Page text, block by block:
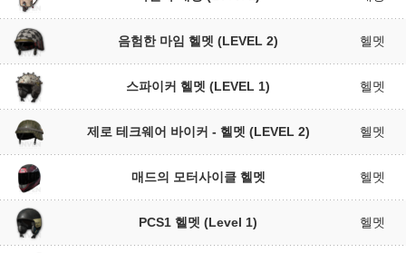
음험한 마임 헬멧 (LEVEL 2) 헬멧
스파이커 헬멧 (LEVEL 1) 헬멧
제로 테크웨어 바이커 - 헬멧 (LEVEL 2) 헬멧
매드의 모터사이클 헬멧 헬멧
PCS1 헬멧 (Level 1) 헬멧